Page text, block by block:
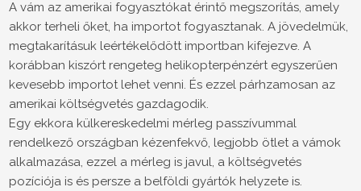
A vám az amerikai fogyasztókat érintő megszorítás, amely
akkor terheli őket, ha importot fogyasztanak. A jövedelmük,
megtakarításuk leértékelődött importban kifejezve. A
korábban kiszórt rengeteg helikopterpénzért egyszerűen
kevesebb importot lehet venni. És ezzel párhzamosan az
amerikai költségvetés gazdagodik.
Egy ekkora külkereskedelmi mérleg passzívummal
rendelkező országban kézenfekvő, legjobb ötlet a vámok
alkalmazása, ezzel a mérleg is javul, a költségvetés
pozíciója is és persze a belföldi gyártók helyzete is.